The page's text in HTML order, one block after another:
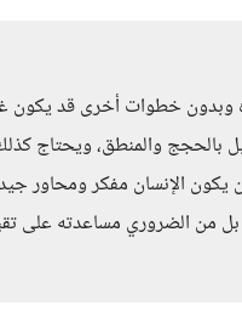
خطوات أخرى قد يكون
بالحجج والمنطق، ويحتاج
يكون الإنسان مفكر ومحاور
الضروري مساعدته على تقبل